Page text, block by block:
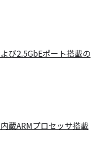
び2.5GbEポート搭載の
蔵ARMプロセッサ搭載